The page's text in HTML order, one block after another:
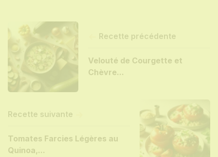
Recette précédente
Velouté de Courgette et
Chèvre...
Recette suivante
Tomates Farcies Légères au
Quinoa,...